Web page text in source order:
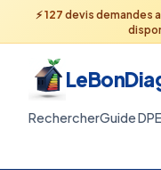
⚡127 devis demandes
RechercherGuide DPE